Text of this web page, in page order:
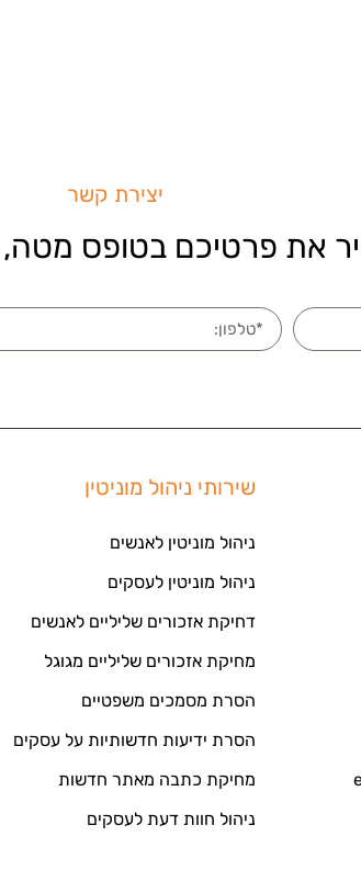
יצירת קשר
את פרטיכם בטופס מטה,
שירותי ניהול מוניטין
ניהול מוניטין לאנשים
ניהול מוניטין לעסקים
דחיקת אזכורים שליליים לאנשים
מחיקת אזכורים שליליים מגוגל
הסרת מסמכים משפטיים
הסרת ידיעות חדשותיות על עסקים
מחיקת כתבה מאתר חדשות
ניהול חוות דעת לעסקים